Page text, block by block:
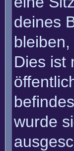
deines
Dies ist
wurde